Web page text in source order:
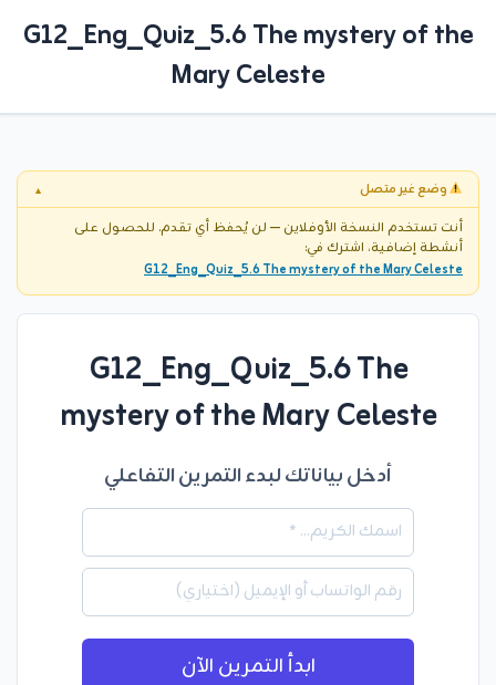
G12_Eng_Quiz_5.6 The mystery of the
Mary Celeste
وضع غير متصل ▼
أنت تستخدم النسخة الأوفلاين — لن يُحفظ أي تقدم. للحصول على
أنشطة إضافية، اشترك في:
G12_Eng_Quiz_5.6 The mystery of the Mary Celeste
G12_Eng_Quiz_5.6 The
mystery of the Mary Celeste
أدخل بياناتك لبدء التمرين التفاعلي
ابدأ التمرين الآن